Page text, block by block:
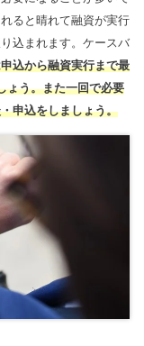
ると晴れて融資が実行
込まれます。ケースバ
込から融資実行まで最
ょう。また一回で必要
申込をしましょう。